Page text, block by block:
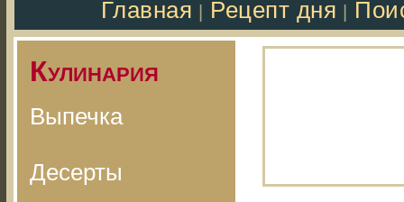
Главная Рецепт дня
Кулинария
Выпечка
Десерты